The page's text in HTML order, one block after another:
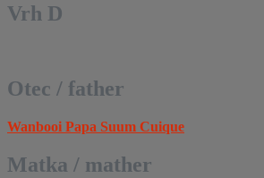
Vrh D
Otec / father
Wanbooi Papa Suum Cuique
Matka / mather